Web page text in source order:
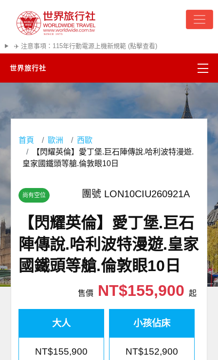
✈️ 注意事項：115年行動電源上機新規範 (點擊查看)
世界旅行社
熱門韓國
超夯日本
遊輪河輪
世界臻旅
中東非洲
歐洲之旅
首頁 歐洲
西歐
【閃耀英倫】愛丁堡.巨石陣傳說.哈利波特漫遊.
皇家國鐵頭等艙.倫敦眼10日
尚有空位 團號 LON10CIU260921A
【閃耀英倫】愛丁堡.巨石
陣傳說.哈利波特漫遊.皇家
國鐵頭等艙.倫敦眼10日
售價NT$155,900 起
大人
NT$155,900
小孩佔床
NT$152,900